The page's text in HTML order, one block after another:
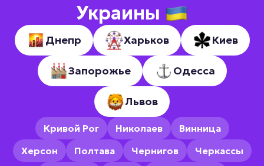
Украины
Днепр Харьков Киев
Запорожье Одесса
Львов
Кривой Рог Николаев
Винница
Херсон
Полтава Чернигов
Черкассы